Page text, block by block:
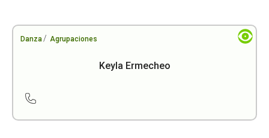
Danza / Agrupaciones
Keyla Ermecheo